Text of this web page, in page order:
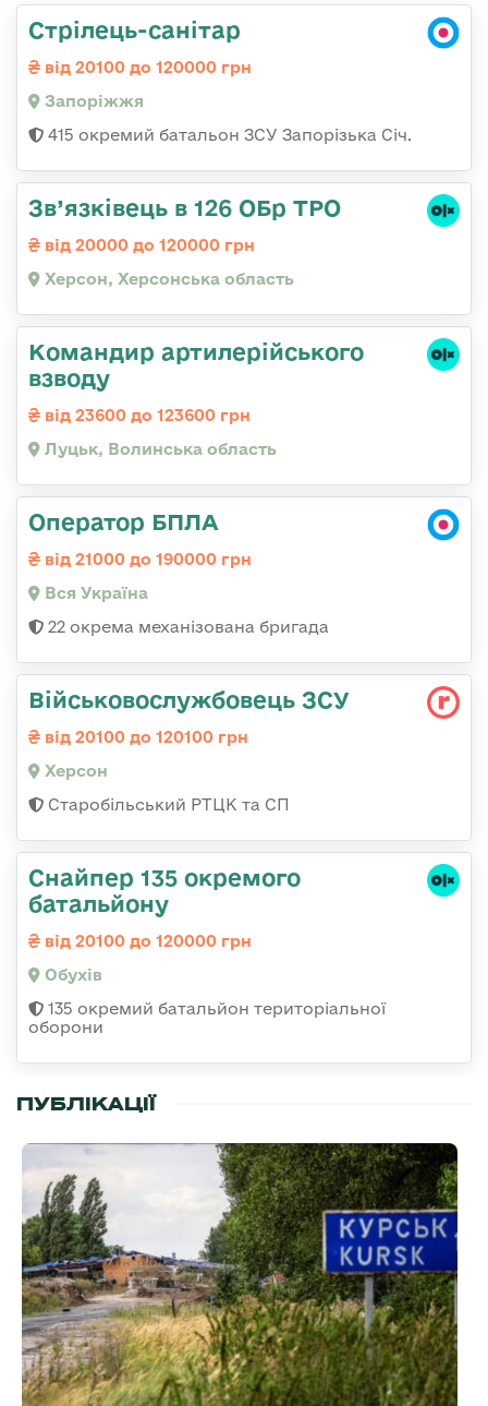
Стрілець-санітар
від 20100 до 120000 грн
Запоріжжя
415 окремий батальон ЗСУ Запорізька Січ.
Зв’язківець в 126 ОБр ТРО
від 20000 до 120000 грн
Херсон, Херсонська область
Командир артилерійського
взводу
від 23600 до 123600 грн
Луцьк, Волинська область
Оператор БПЛА
від 21000 до 190000 грн
Вся Україна
22 окрема механізована бригада
Військовослужбовець ЗСУ
від 20100 до 120100 грн
Херсон
Старобільський РТЦК та СП
Снайпер 135 окремого
батальйону
від 20100 до 120000 грн
Обухів
135 окремий батальйон територіальної
оборони
ПУБЛІКАЦІЇ